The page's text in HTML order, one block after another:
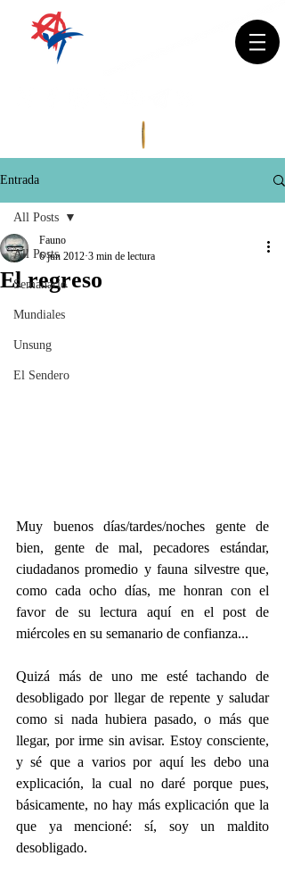
Entrada
All Posts
Semanario
Mundiales
Unsung
El Sendero
All Posts
El regreso
Fauno
6 jun 2012 3 min de lectura
Muy buenos días/tardes/noches gente de
bien, gente de mal, pecadores estándar,
ciudadanos promedio y fauna silvestre que,
como cada ocho días, me honran con el
favor de su lectura aquí en el post de
miércoles en su semanario de confianza...
Quizá más de uno me esté tachando de
desobligado por llegar de repente y saludar
como si nada hubiera pasado, o más que
llegar, por irme sin avisar. Estoy consciente,
y sé que a varios por aquí les debo una
explicación, la cual no daré porque pues,
básicamente, no hay más explicación que la
que ya mencioné: sí, soy un maldito
desobligado.